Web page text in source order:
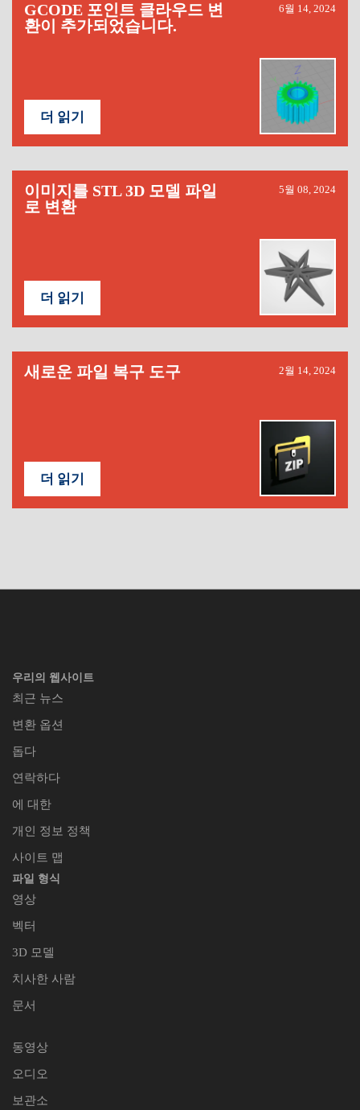
GCODE 포인트 클라우드 변
환이 추가되었습니다.
6월 14, 2024
더 읽기
이미지를 STL 3D 모델 파일
로 변환
5월 08, 2024
더 읽기
새로운 파일 복구 도구 2월 14, 2024
더 읽기
우리의 웹사이트
최근 뉴스
변환 옵션
돕다
연락하다
에 대한
개인 정보 정책
사이트 맵
파일 형식
영상
벡터
3D 모델
치사한 사람
문서
동영상
오디오
보관소